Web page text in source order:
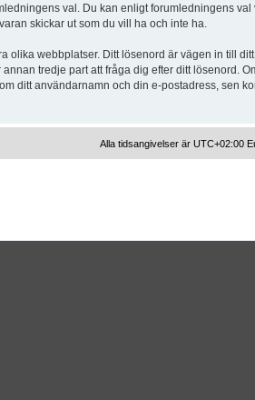
val. Du kan enligt forumledningens val
skickar ut som du vill ha och inte ha.
olika webbplatser. Ditt lösenord är vägen in till
tredje part att fråga dig efter ditt lösenord.
ditt användarnamn och din e-postadress, sen
Alla tidsangivelser är UTC+02:00